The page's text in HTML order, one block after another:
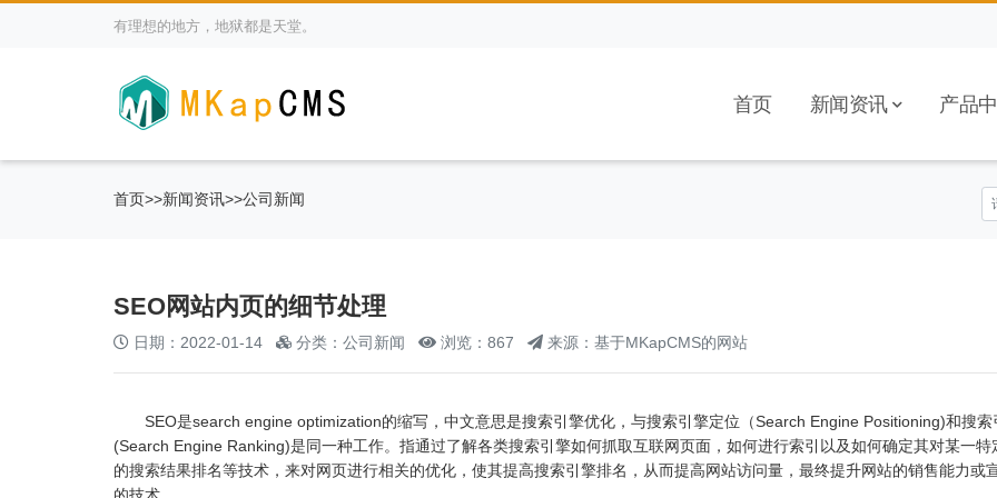
有理想的地方，地狱都是天堂。
首页 新闻资讯 产品
首页>>新闻资讯>>公司新闻
SEO网站内页的细节处理
日期：2022-01-14 分类：公司新闻 浏览：867 来源：基于MKapCMS的网站
SEO是search engine optimization的缩写，中文意思是搜索引擎优化，与搜索引擎定位（Search Engine Positioning)和搜索
(Search Engine Ranking)是同一种工作。指通过了解各类搜索引擎如何抓取互联网页面，如何进行索引以及如何确定其对某一特
的搜索结果排名等技术，来对网页进行相关的优化，使其提高搜索引擎排名，从而提高网站访问量，最终提升网站的销售能力或